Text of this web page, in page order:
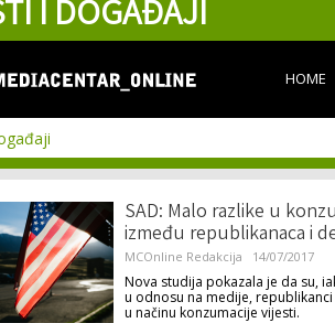
I DOGAĐAJI
HOME
SAD: Malo razlike u
između republikanaca i
MCOnline Redakcija 14/07/2017
Nova studija pokazala je da su,
u odnosu na medije,
u načinu konzumacije vijesti.